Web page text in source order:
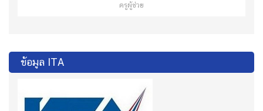
ครูผู้ช่วย
ข้อมูล ITA